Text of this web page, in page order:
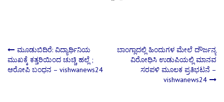
Post
navigation
ಮೂಡುಬಿದಿರೆ: ವಿದ್ಯಾರ್ಥಿನಿಯ
ಮುಖಕ್ಕೆ ಕತ್ತರಿಯಿಂದ ಚುಚ್ಚಿ ಹಲ್ಲೆ ;
ಆರೋಪಿ ಬಂಧನ – vishwanews24
ಬಾಂಗ್ಲಾದಲ್ಲಿ ಹಿಂದುಗಳ ಮೇಲೆ ದೌರ್ಜನ್ಯ
ವಿರೋಧಿಸಿ ಉಡುಪಿಯಲ್ಲಿ ಮಾನವ
ಸರಪಳಿ ಮೂಲಕ ಪ್ರತಿಭಟನೆ –
vishwanews24